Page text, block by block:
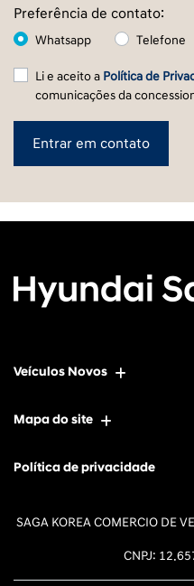
Preferência de contato:
Whatsapp Telefone
Li e aceito a Política de
comunicações da
Entrar em contato
Veículos Novos
Mapa do site
Política de privacidade
SAGA KOREA COMERCIO DE
CNPJ: